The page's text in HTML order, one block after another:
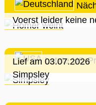
Voerst leider keine
Letzte US-
Lief am 03.07.2026
Simpsley